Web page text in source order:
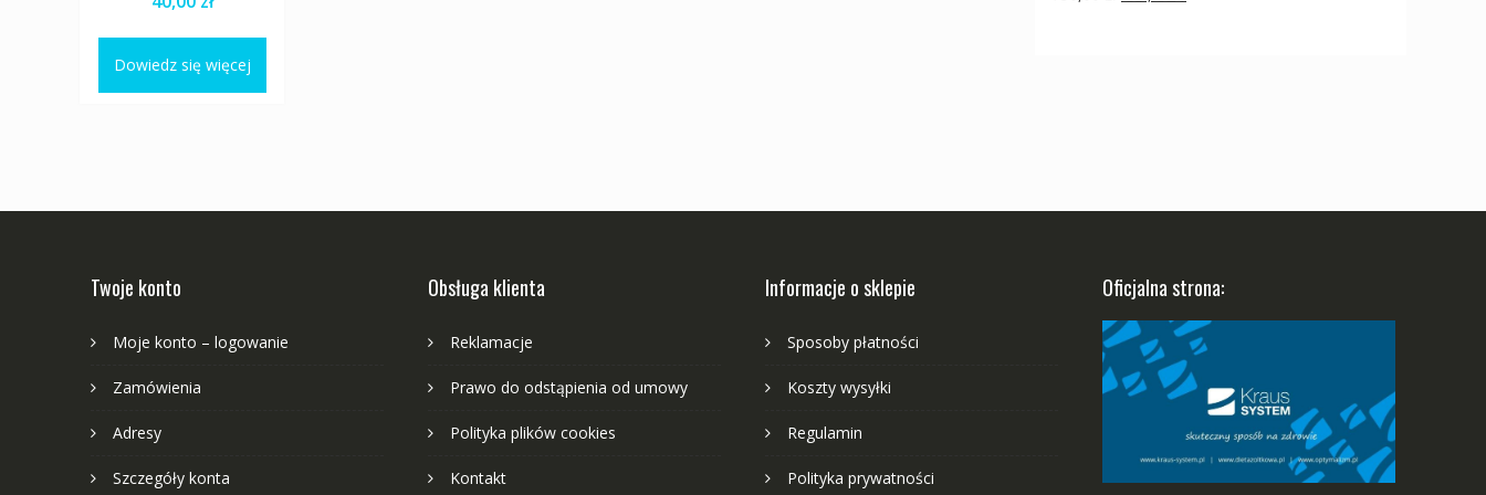
Dowiedz się więcej
Twoje konto
Moje konto – logowanie
Zamówienia
Adresy
Szczegóły konta
Obsługa klienta
Reklamacje
Prawo do odstąpienia od umowy
Polityka plików cookies
Kontakt
Informacje o sklepie
Sposoby płatności
Koszty wysyłki
Regulamin
Polityka prywatności
Oficjalna strona: